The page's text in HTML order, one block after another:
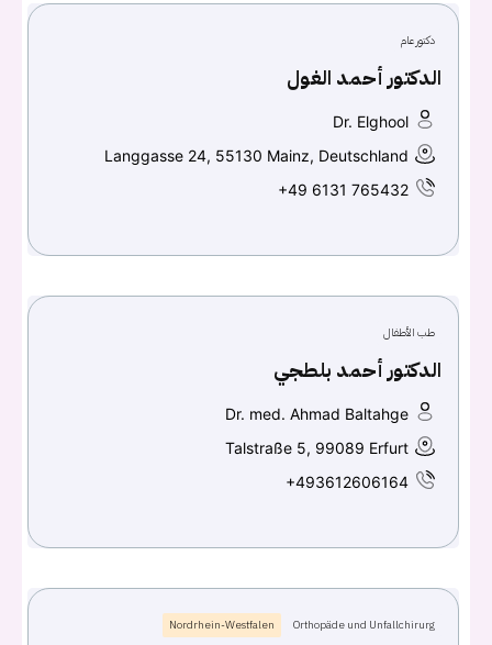
كلمه السر هل نسيت كلمة السر؟
Don't have an account?
Continue withFacebook
دكتور عام
الدكتور أحمد الغول
Dr. Elghool
Langgasse 24, 55130 Mainz, Deutschland
+49 6131 765432
طب الأطفال
الدكتور أحمد بلطجي
Dr. med. Ahmad Baltahge
Talstraße 5, 99089 Erfurt
+493612606164
Orthopäde und Unfallchirurg
Nordrhein-Westfalen